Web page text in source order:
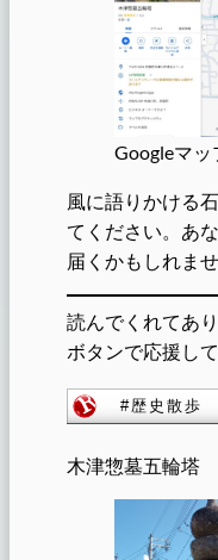
Googleマ
風に語りかける
てください。あ
届くかもしれませ
読んでくれてあ
ボタンで応援し
木津惣墓五輪塔